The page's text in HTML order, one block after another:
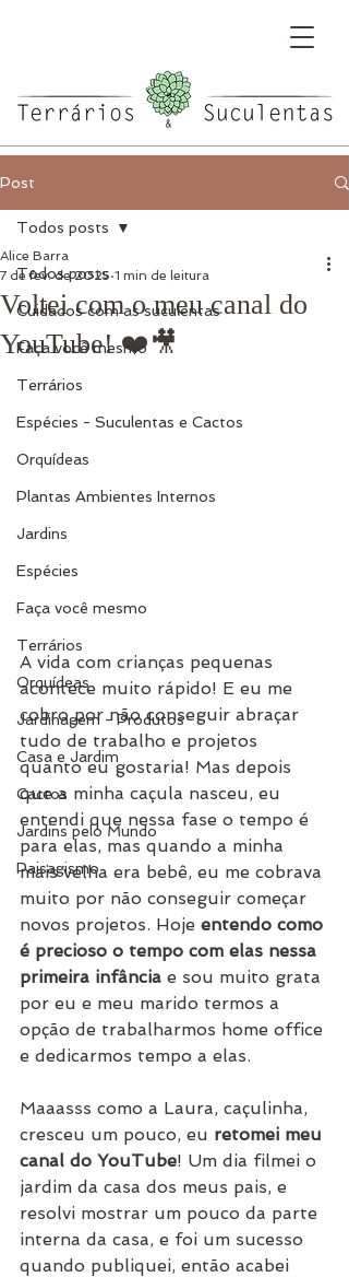
Post
Todos posts
Cuidados com as suculentas
Faça você mesmo
Terrários
Espécies - Suculentas e Cactos
Orquídeas
Plantas Ambientes Internos
Jardins
Espécies
Faça você mesmo
Terrários
Orquídeas
Jardinagem - Produtos
Casa e Jardim
Cactos
Jardins pelo Mundo
Paisagismo
Todos posts
Voltei com o meu canal do
YouTube! ❤️🎥
Alice Barra
7 de fev. de 2025 1 min de leitura
A vida com crianças pequenas
acontece muito rápido! E eu me
cobro por não conseguir abraçar
tudo de trabalho e projetos
quanto eu gostaria! Mas depois
que a minha caçula nasceu, eu
entendi que nessa fase o tempo é
para elas, mas quando a minha
mais velha era bebê, eu me cobrava
muito por não conseguir começar
novos projetos. Hoje entendo como
é precioso o tempo com elas nessa
primeira infância e sou muito grata
por eu e meu marido termos a
opção de trabalharmos home office
e dedicarmos tempo a elas.
Maaasss como a Laura, caçulinha,
cresceu um pouco, eu retomei meu
canal do YouTube! Um dia filmei o
jardim da casa dos meus pais, e
resolvi mostrar um pouco da parte
interna da casa, e foi um sucesso
quando publiquei, então acabei